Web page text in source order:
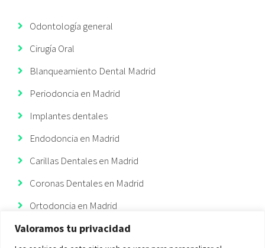
Valoramos tu privacidad
Odontología general
Cirugía Oral
Blanqueamiento Dental Madrid
Periodoncia en Madrid
Implantes dentales
Endodoncia en Madrid
Carillas Dentales en Madrid
Coronas Dentales en Madrid
Ortodoncia en Madrid
Ortodoncia Invisible